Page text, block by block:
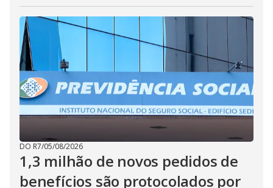
DO R7/05/08/2026
1,3 milhão de novos pedidos de
benefícios são protocolados por